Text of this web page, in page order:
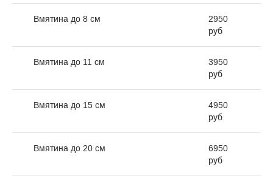
Вмятина до 8 см
2950
руб
Вмятина до 11 см
3950
руб
Вмятина до 15 см
4950
руб
Вмятина до 20 см
6950
руб